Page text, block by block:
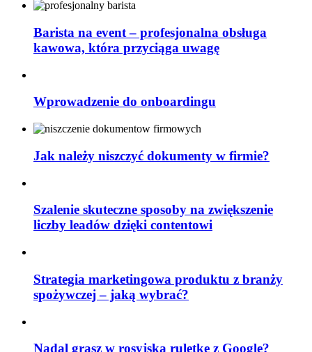
Barista na event – profesjonalna obsługa
kawowa, która przyciąga uwagę
Wprowadzenie do onboardingu
Jak należy niszczyć dokumenty w firmie?
Szalenie skuteczne sposoby na zwiększenie
liczby leadów dzięki contentowi
Strategia marketingowa produktu z branży
spożywczej – jaką wybrać?
Nadal grasz w rosyjską ruletkę z Google?